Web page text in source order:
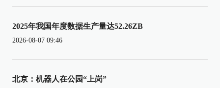
2025年我国年度数据生产量达52.26ZB
2026-08-07 09:46
北京：机器人在公园“上岗”